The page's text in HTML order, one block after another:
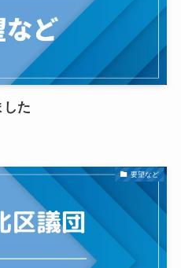
した
要望など